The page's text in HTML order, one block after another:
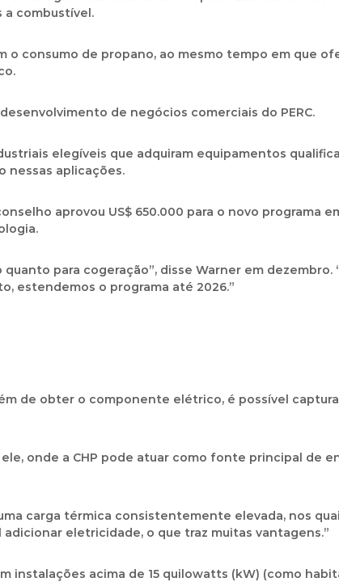
a combustível.
o consumo de propano, ao mesmo tempo em que
de negócios comerciais do PERC.
elegíveis que adquiram equipamentos
nessas aplicações.
aprovou US$ 650.000 para o novo programa
para cogeração”, disse Warner em dezembro.
estendemos o programa até 2026.”
de obter o componente elétrico, é possível
onde a CHP pode atuar como fonte principal de
carga térmica consistentemente elevada, nos
eletricidade, o que traz muitas vantagens.”
instalações acima de 15 quilowatts (kW) (como